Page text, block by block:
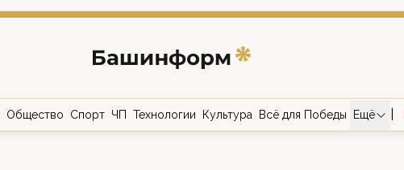
Общество Спорт ЧП Технологии Культура Всё для Победы Ещё